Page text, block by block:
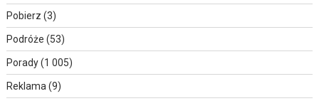
Pobierz (3)
Podróże (53)
Porady(1 005)
Reklama (9)